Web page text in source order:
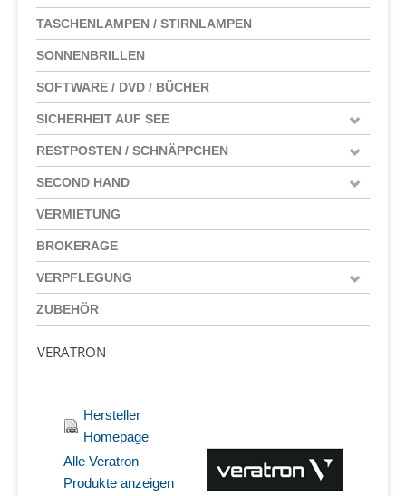
TASCHENLAMPEN / STIRNLAMPEN
SONNENBRILLEN
SOFTWARE / DVD / BÜCHER
SICHERHEIT AUF SEE
RESTPOSTEN / SCHNÄPPCHEN
SECOND HAND
VERMIETUNG
BROKERAGE
VERPFLEGUNG
ZUBEHÖR
VERATRON
Hersteller
Homepage
Alle Veratron
Produkte anzeigen